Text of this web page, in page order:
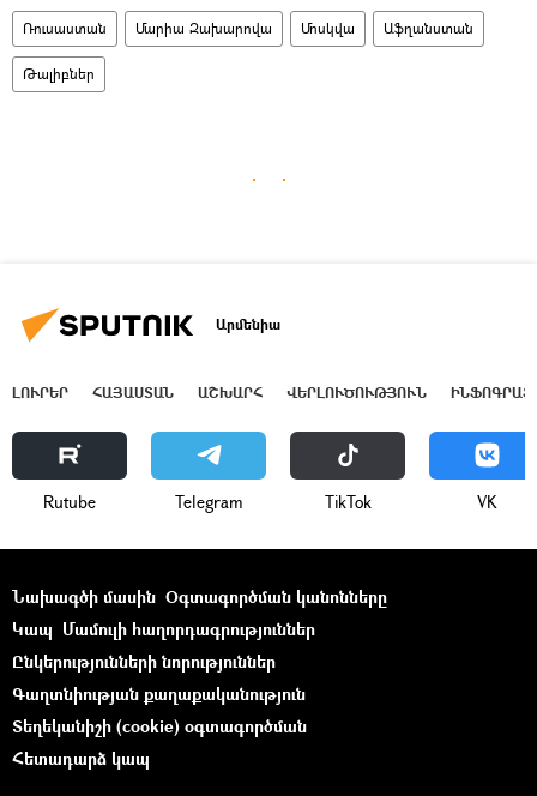
Ռուսաստան Մարիա Զախարովա Մոսկվա Աֆղանստան
Թալիբներ
Արմենիա
ԼՈՒՐԵՐ ՀԱՅԱՍՏԱՆ ԱՇԽԱՐՀ ՎԵՐԼՈՒԾՈՒԹՅՈՒՆ
Rutube Telegram ТikТоk VK
Նախագծի մասին Օգտագործման կանոնները
Կապ Մամուլի հաղորդագրություններ
Ընկերությունների նորություններ
Գաղտնիության քաղաքականություն
Տեղեկանիշի (cookie) օգտագործման
Հետադարձ կապ